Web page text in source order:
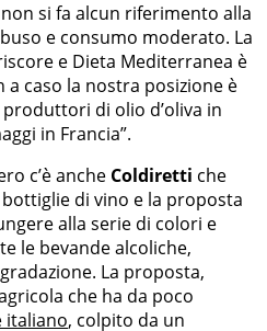
si fa alcun riferimento alla
e consumo moderato. La
e Dieta Mediterranea è
a caso la nostra posizione è
di olio d’oliva in
in Francia”.
c’è anche Coldiretti che
di vino e la proposta
alla serie di colori e
le bevande alcoliche,
La proposta,
che ha da poco
italiano, colpito da un